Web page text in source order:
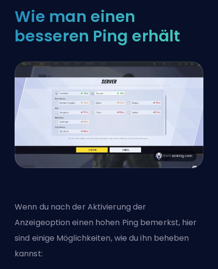
Wie man einen
besseren Ping erhält
Wenn du nach der Aktivierung der
Anzeigeoption einen hohen Ping bemerkst, hier
sind einige Möglichkeiten, wie du ihn beheben
kannst: